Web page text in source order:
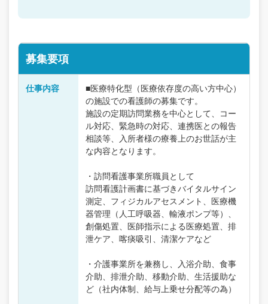
募集要項
仕事内容
■医療特化型（医療依存度の高い方中心）
の施設での看護師の募集です。
施設の定期訪問業務を中心として、コー
ル対応、緊急時の対応、連携医との報告
相談等、入所者様の療養上のお世話が主
な内容となります。
・訪問看護事業所職員として
訪問看護計画書に基づきバイタルサイン
測定、フィジカルアセスメント、医療機
器管理（人工呼吸器、輸液ポンプ等）、
創傷処置、医師指示による医療処置、排
泄ケア、喀痰吸引、清潔ケアなど
・介護事業所を兼務し、入浴介助、食事
介助、排泄介助、移動介助、生活援助な
ど（社内体制、給与上乗せ分配等の為）